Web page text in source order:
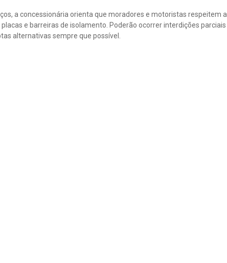
a concessionária orienta que moradores e motoristas respeitem a
e barreiras de isolamento. Poderão ocorrer interdições parciais
alternativas sempre que possível.